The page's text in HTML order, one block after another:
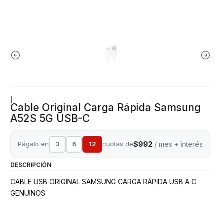
Cable Original Carga Rápida Samsung
A52S 5G USB-C
Págalo en 3 6 12 cuotas de$992 / mes + interés
DESCRIPCIÓN
CABLE USB ORIGINAL SAMSUNG CARGA RÁPIDA USB A C
GENUINOS